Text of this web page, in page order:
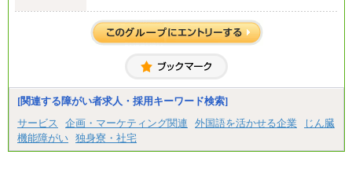
(※3)、239,000円(※4)、237,000円（※5）
・専門・短大卒
(※3)、218,500円(※4)、216,500円（※5）
※1…東京都、埼玉県、千葉県、神奈川県
※2…大阪府、京都府、兵庫県、滋賀県
※3…愛知県、静岡県
※4…北海道、宮城県、栃木県、群馬県、長野県、新
潟県、富山県、石川県、岡山県、広島県、山口県、
香川県、福岡県
[関連する障がい者求人・採用キーワード検索]
サービス
企画・マーケティング関連 外国語を活かせる企業
じん臓
機能障がい 独身寮・社宅